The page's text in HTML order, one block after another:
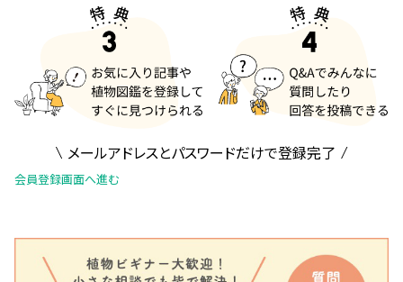
メールアドレスとパスワードだけで登録完了
会員登録画面へ進む